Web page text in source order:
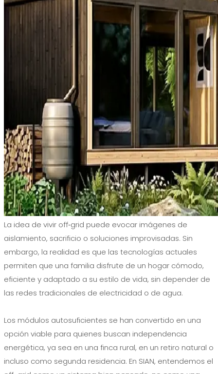
La idea de vivir off‑grid puede evocar imágenes de
aislamiento, sacrificio o soluciones improvisadas. Sin
embargo, la realidad es que las tecnologías actuales
permiten que una familia disfrute de un hogar cómodo,
eficiente y adaptado a su estilo de vida, sin depender de
las redes tradicionales de electricidad o de agua.
Los módulos autosuficientes se han convertido en una
opción viable para quienes buscan independencia
energética, ya sea en una finca rural, en un retiro natural o
incluso como segunda residencia. En SIAN, entendemos el